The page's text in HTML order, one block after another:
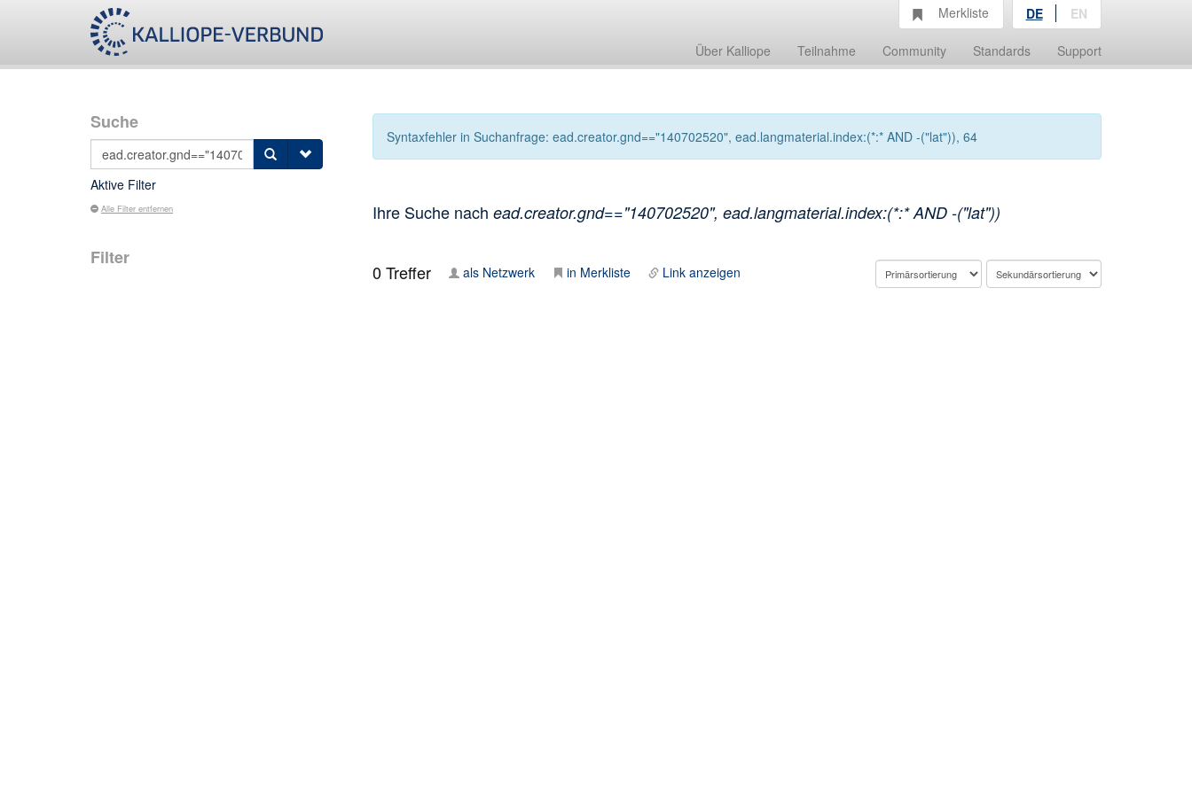
Über Kalliope Teilnahme Community Standards Support
Merkliste DE EN
Suche
Aktive Filter
Alle Filter entfernen
Filter
Syntaxfehler in Suchanfrage: ead.creator.gnd=="140702520", ead.langmaterial.index:(*:* AND -("lat")), 64
Ihre Suche nach ead.creator.gnd=="140702520", ead.langmaterial.index:(*:* AND -("lat"))
0Treffer als Netzwerk in Merkliste Link anzeigen